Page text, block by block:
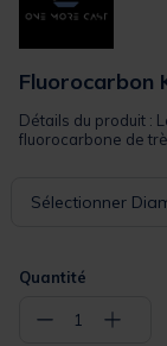
Fluorocarbon
Détails du produit :
fluorocarbone de
Sélectionner
Quantité
− 1 +